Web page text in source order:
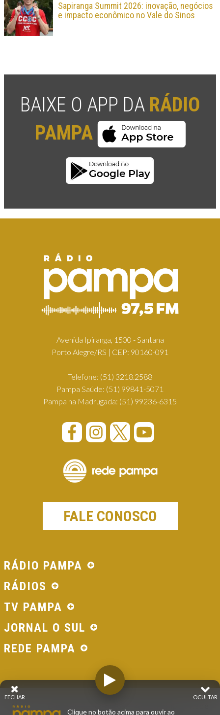
Sapiranga Summit 2026: inovação, negócios
e impacto econômico no Vale do Sinos
BAIXE O APP DA RÁDIO
PAMPA
Avenida Ipiranga, 1500 - Santana
Porto Alegre/RS | CEP: 90160-091
Telefone: (51) 3218.2588
Pampa Saúde: (51) 99841-5071
Pampa na Madrugada: (51) 99236-6315
FALE CONOSCO
RÁDIO PAMPA
RÁDIOS
TV PAMPA
JORNAL O SUL
REDE PAMPA
© 2026 - Direitos Reservados - Rádio Pampa - Rede
OCULTAR
FECHAR
Clique no botão acima para ouvir ao